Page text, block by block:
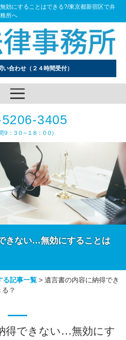
効にすることはできる?/東京都新宿区で弁
所へ
い合わせ （２４時間受付）
3405
９：３０～１８：００）
きない…無効にすることは
る記事一覧 > 遺言書の内容に納得でき
？
得できない…無効にす